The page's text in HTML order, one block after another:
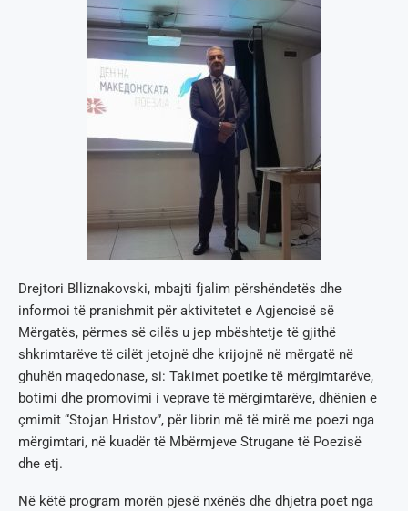
Drejtori Blliznakovski, mbajti fjalim përshëndetës dhe
informoi të pranishmit për aktivitetet e Agjencisë së
Mërgatës, përmes së cilës u jep mbështetje të gjithë
shkrimtarëve të cilët jetojnë dhe krijojnë në mërgatë në
ghuhën maqedonase, si: Takimet poetike të mërgimtarëve,
botimi dhe promovimi i veprave të mërgimtarëve, dhënien e
çmimit “Stojan Hristov”, për librin më të mirë me poezi nga
mërgimtari, në kuadër të Mbërmjeve Strugane të Poezisë
dhe etj.
Në këtë program morën pjesë nxënës dhe dhjetra poet nga